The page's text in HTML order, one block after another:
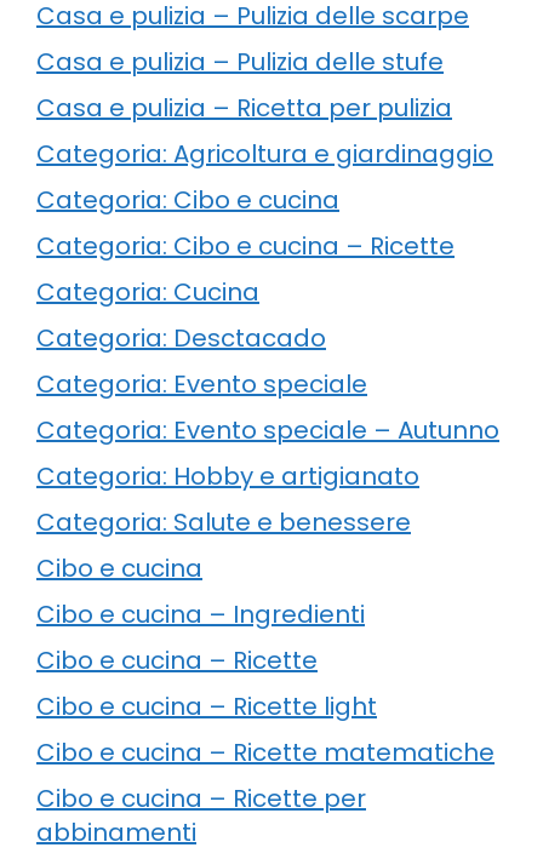
Casa e pulizia – Pulizia delle scarpe
Casa e pulizia – Pulizia delle stufe
Casa e pulizia – Ricetta per pulizia
Categoria: Agricoltura e giardinaggio
Categoria: Cibo e cucina
Categoria: Cibo e cucina – Ricette
Categoria: Cucina
Categoria: Desctacado
Categoria: Evento speciale
Categoria: Evento speciale – Autunno
Categoria: Hobby e artigianato
Categoria: Salute e benessere
Cibo e cucina
Cibo e cucina – Ingredienti
Cibo e cucina – Ricette
Cibo e cucina – Ricette light
Cibo e cucina – Ricette matematiche
Cibo e cucina – Ricette per
abbinamenti